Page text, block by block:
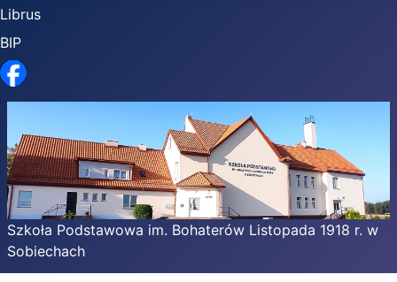
Librus
BIP
Facebook
Szkoła Podstawowa im. Bohaterów Listopada 1918 r. w
Sobiechach